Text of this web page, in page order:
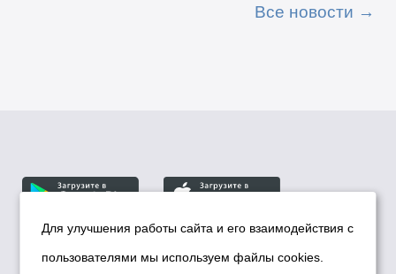
Все новости
© Департамент информационной политики мэрии
Для улучшения работы сайта и его взаимодействия с
пользователями мы используем файлы cookies.